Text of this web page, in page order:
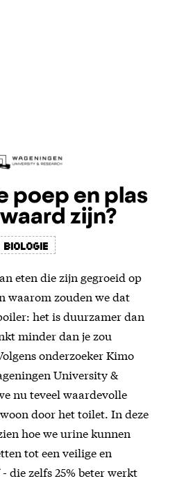
poep en plas
zijn?
Biologie
eten die zijn gegroeid op
waarom zouden we dat
het is duurzamer dan
minder dan je zou
onderzoeker Kimo
University &
nu teveel waardevolle
door het toilet. In deze
hoe we urine kunnen
tot een veilige en
die zelfs 25% beter werkt